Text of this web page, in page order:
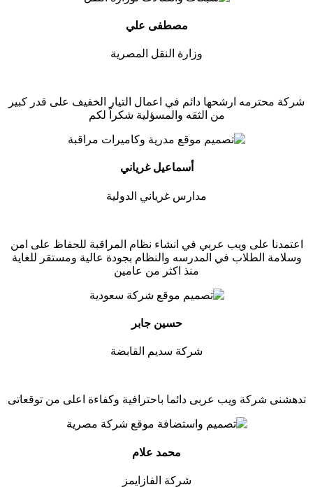
مصطفى علي
وزارة النقل المصرية
شركة محترمه ارشحها دائم في اعمال التيار الخفيف على قدر كبير
من الثقه والمسؤلية شكراً لكم
أسماعيل غرياني
مدارس غرياني الدولية
اعتمدنا على ويب عربي في انشاء نظام المراقبة للحفاظ على امن
وسلامة الطلاب في المدرسه والنظام بجودة عالية ومستقر للغاية
منذ اكثر من عامين
حسين جابر
شركة سديم القابضة
تدهشنى شركة ويب عربى دائما باحترافية وكفاءة اعلى من توقعاتى
محمد علام
شركة الفازايمز